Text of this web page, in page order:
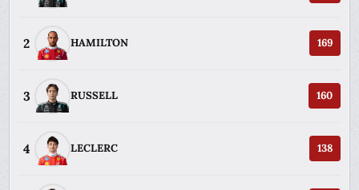
2 HAMILTON 169
3 RUSSELL 160
4 LECLERC 138